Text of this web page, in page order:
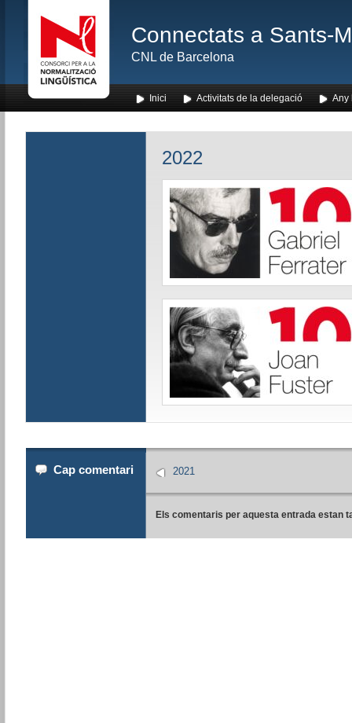
Connectats a Sants-
CNL de Barcelona
Inici Activitats de la delegació Any
2022
Cap comentari 2021
Els comentaris per aquesta entrada estan